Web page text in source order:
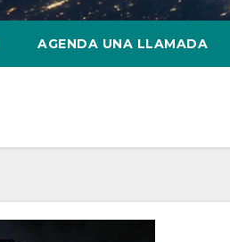
AGENDA UNA LLAMADA